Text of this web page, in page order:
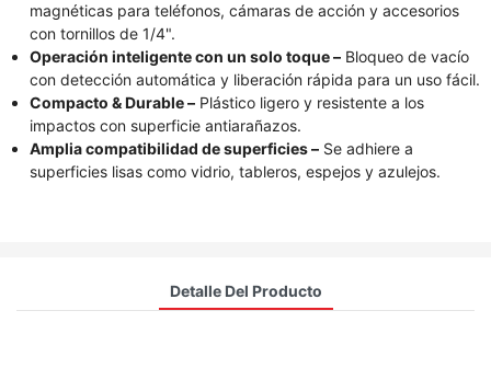
magnéticas para teléfonos, cámaras de acción y accesorios
con tornillos de 1/4".
Operación inteligente con un solo toque –Bloqueo de vacío
con detección automática y liberación rápida para un uso fácil.
Compacto & Durable –Plástico ligero y resistente a los
impactos con superficie antiarañazos.
Amplia compatibilidad de superficies –Se adhiere a
superficies lisas como vidrio, tableros, espejos y azulejos.
Detalle Del Producto